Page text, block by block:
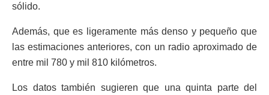
sólido.
Además, que es ligeramente más denso y pequeño que
las estimaciones anteriores, con un radio aproximado de
entre mil 780 y mil 810 kilómetros.
Los datos también sugieren que una quinta parte del